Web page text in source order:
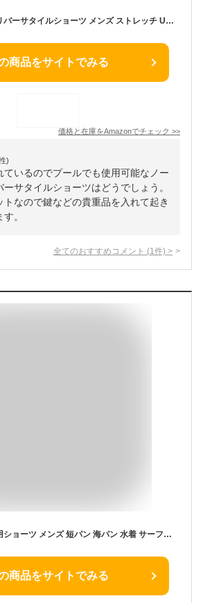
[ザノースフェイス] リバーサタイルショーツ メンズ ストレッチ UVケア 水陸両用 ミネラルグレー L
商品をサイトでみる
価格と在庫をAmazonでチェック >>
)
ているのでプールでも使用可能なノー
サタイルショーツはどうでしょう。
トなので鍵などの貴重品を入れて起き
。
全てのおすすめコメント (1 件) >
[サムディフ] 水陸両用ショーツ メンズ 短パン 海パン 水着 サーフパンツ おしゃれ ワンポイントロゴ 止水ジップポケット 裏メッシュ 撥水加工 M ライム
商品をサイトでみる